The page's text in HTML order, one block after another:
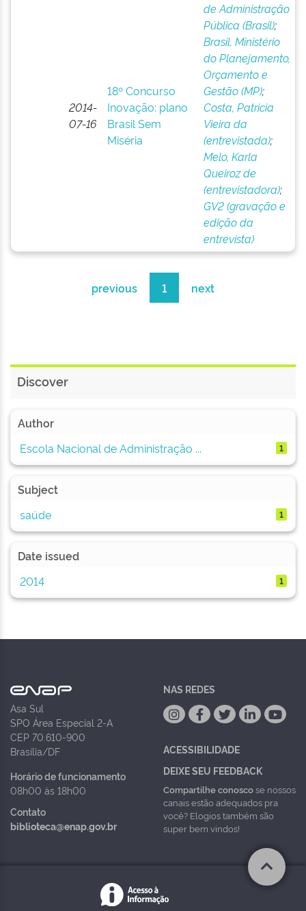
2014-
07-16
18º Concurso
Inovação: plano
Brasil Sem
Miséria
de Administração
Pública (Brasil);
Brasil. Ministério
do Planejamento,
Orçamento e
Gestão (MP);
Costa, Patricia
Vieira da
(entrevistada);
Melo, Karla
Queiroz de
(entrevistadora);
GV2 (gravação e
edição da
entrevista)
previous 1 next
Discover
Author
Escola Nacional de Administração ...
1
Subject
saúde
1
Date issued
2014
1
Asa Sul
SPO Área Especial 2-A
CEP 70.610-900
Brasília/DF
Horário de funcionamento
08h00 às 18h00
Contato
biblioteca@enap.gov.br
NAS REDES
ACESSIBILIDADE
DEIXE SEU FEEDBACK
Compartilhe conoscose nossos
canais estão adequados pra
você? Elogios também são
super bem vindos!